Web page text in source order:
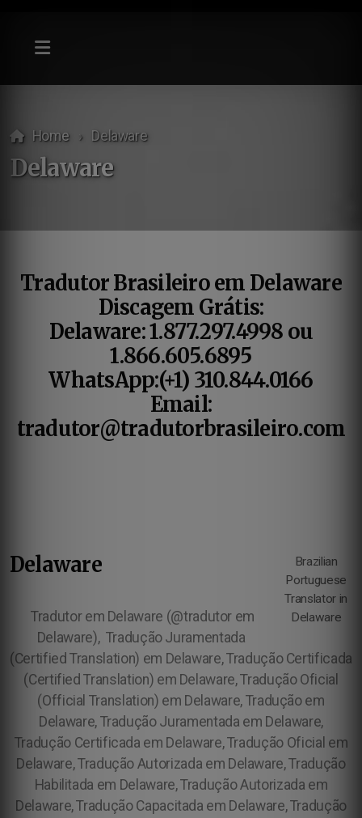
Home Delaware
Delaware
Tradutor Brasileiro em Delaware
Discagem Grátis:
Delaware: 1.877.297.4998 ou
1.866.605.6895
WhatsApp:(+1) 310.844.0166
Email:
tradutor@tradutorbrasileiro.com
Brazilian
Portuguese
Translator in
Delaware
Delaware
Tradutor em Delaware (@tradutor em
Delaware), Tradução Juramentada
(Certified Translation) em Delaware, Tradução Certificada
(Certified Translation) em Delaware, Tradução Oficial
(Official Translation) em Delaware, Tradução em
Delaware, Tradução Juramentada em Delaware,
Tradução Certificada em Delaware, Tradução Oficial em
Delaware, Tradução Autorizada em Delaware, Tradução
Habilitada em Delaware, Tradução Autorizada em
Delaware, Tradução Capacitada em Delaware, Tradução